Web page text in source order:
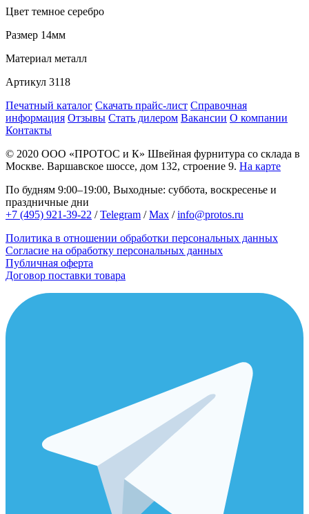
Цвет темное серебро
Размер 14мм
Материал металл
Артикул 3118
Печатный каталог Скачать прайс-лист Справочная
информация Отзывы Стать дилером Вакансии О компании
Контакты
© 2020 ООО «ПРОТОС и К» Швейная фурнитура со склада в
Москве. Варшавское шоссе, дом 132, строение 9. На карте
По будням 9:00–19:00, Выходные: суббота, воскресенье и
праздничные дни
+7 (495) 921-39-22 /Telegram /Max /info@protos.ru
Политика в отношении обработки персональных данных
Согласие на обработку персональных данных
Публичная оферта
Договор поставки товара